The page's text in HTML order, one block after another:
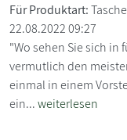
Für Produktart:
22.08.2022 09:27
"Wo sehen Sie sich in
vermutlich den
einmal in einem
ein...weiterlesen